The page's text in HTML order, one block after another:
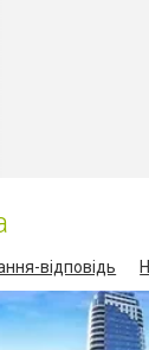
відповідь